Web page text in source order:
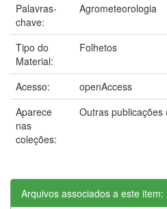
Palavras-
chave:
Agrometeorologia
Tipo do
Material:
Folhetos
Acesso:
openAccess
Aparece
nas
coleções:
Outras publicações
Arquivos associados a este item: